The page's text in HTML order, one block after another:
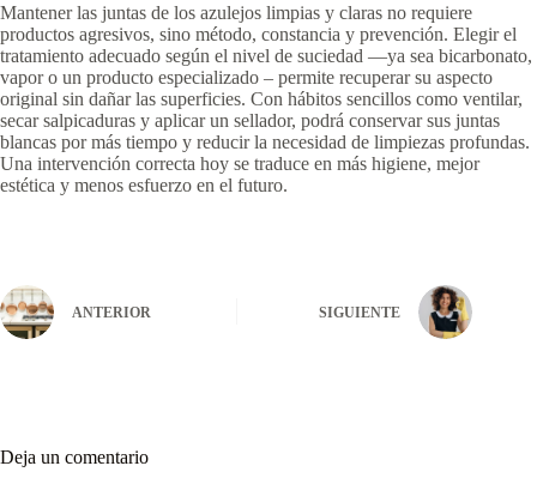
Mantener las juntas de los azulejos limpias y claras no requiere
productos agresivos, sino método, constancia y prevención. Elegir el
tratamiento adecuado según el nivel de suciedad —ya sea bicarbonato,
vapor o un producto especializado – permite recuperar su aspecto
original sin dañar las superficies. Con hábitos sencillos como ventilar,
secar salpicaduras y aplicar un sellador, podrá conservar sus juntas
blancas por más tiempo y reducir la necesidad de limpiezas profundas.
Una intervención correcta hoy se traduce en más higiene, mejor
estética y menos esfuerzo en el futuro.
ANTERIOR SIGUIENTE
Deja un comentario